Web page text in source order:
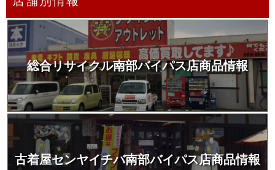
総合リサイクル南部バイパス店商品情報
古着屋センヤイチバ南部バイパス店商品情報